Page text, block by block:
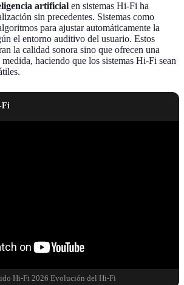
artificial en sistemas Hi-Fi ha
sin precedentes. Sistemas como
para ajustar automáticamente la
el entorno auditivo del usuario. Estos
la calidad sonora sino que ofrecen una
haciendo que los sistemas Hi-Fi sean
Fi
Hi-Fi 2026 Evolución del Hi-Fi